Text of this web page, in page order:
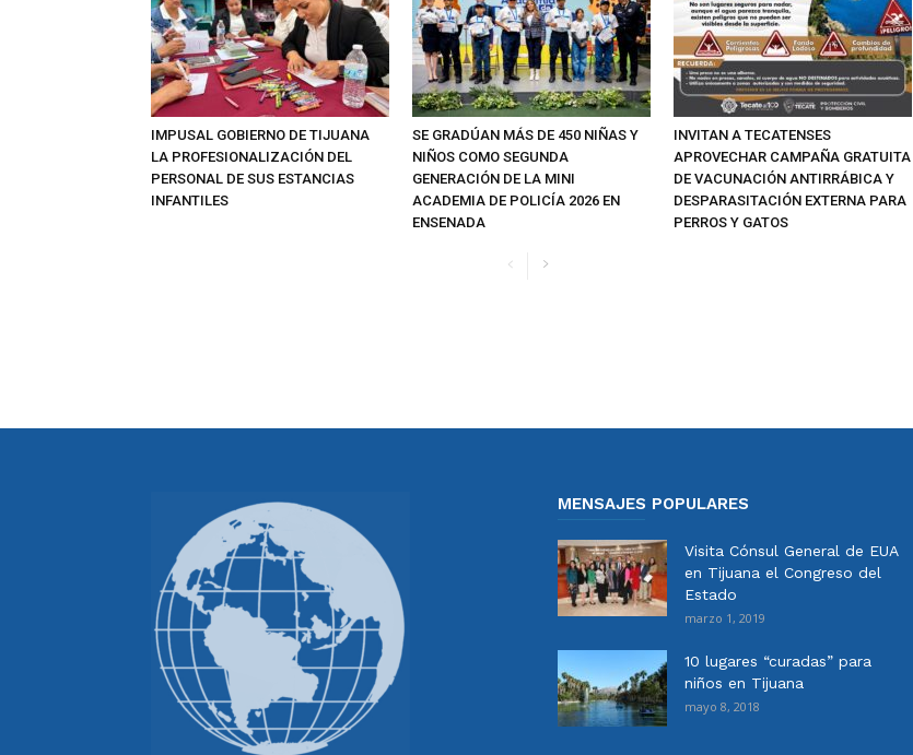
IMPUSAL GOBIERNO DE TIJUANA
LA PROFESIONALIZACIÓN DEL
PERSONAL DE SUS ESTANCIAS
INFANTILES
SE GRADÚAN MÁS DE 450 NIÑAS Y
NIÑOS COMO SEGUNDA
GENERACIÓN DE LA MINI
ACADEMIA DE POLICÍA 2026 EN
ENSENADA
INVITAN A TECATENSES
APROVECHAR CAMPAÑA GRATUITA
DE VACUNACIÓN ANTIRRÁBICA Y
DESPARASITACIÓN EXTERNA PARA
PERROS Y GATOS
MENSAJES POPULARES
Visita Cónsul General de EUA
en Tijuana el Congreso del
Estado
marzo 1, 2019
10 lugares “curadas” para
niños en Tijuana
mayo 8, 2018